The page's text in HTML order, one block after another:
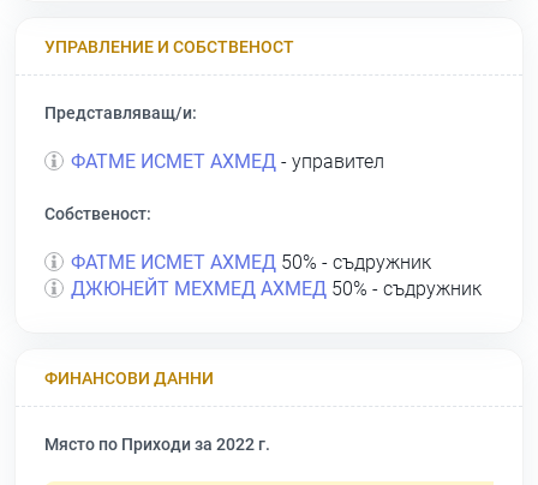
УПРАВЛЕНИЕ И СОБСТВЕНОСТ
Представляващ/и:
ФАТМЕ ИСМЕТ АХМЕД - управител
Собственост:
ФАТМЕ ИСМЕТ АХМЕД 50% - съдружник
ДЖЮНЕЙТ МЕХМЕД АХМЕД 50% - съдружник
ФИНАНСОВИ ДАННИ
Място по Приходи за 2022 г.